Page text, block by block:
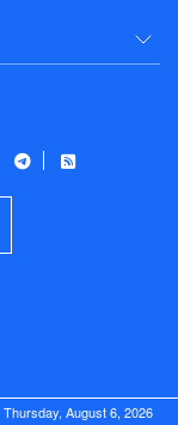
Thursday, August 6, 2026